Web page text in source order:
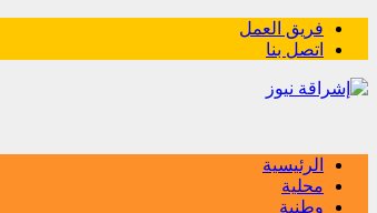
فريق العمل
اتصل بنا
الرئيسية
محلية
وطنية